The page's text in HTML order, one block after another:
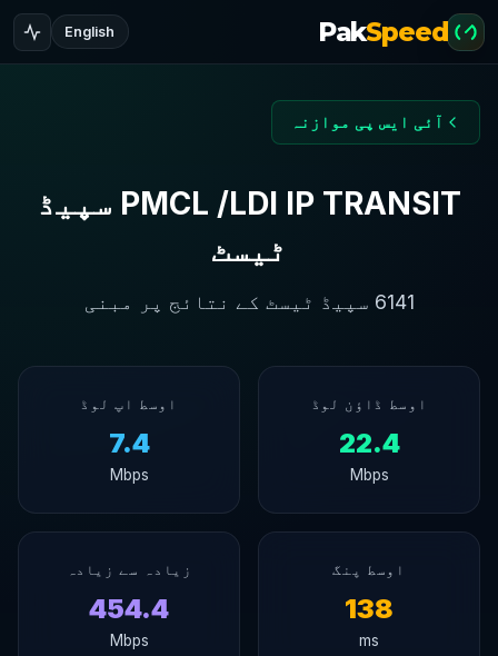
PakSpeed
English
آئی ایس پی موازنہ
PMCL /LDI IP TRANSIT سپیڈ
ٹیسٹ
6141 سپیڈ ٹیسٹ کے نتائج پر مبنی
اوسط ڈاؤن لوڈ
22.4
Mbps
اوسط اپ لوڈ
7.4
Mbps
اوسط پنگ
138
ms
زیادہ سے زیادہ
454.4
Mbps